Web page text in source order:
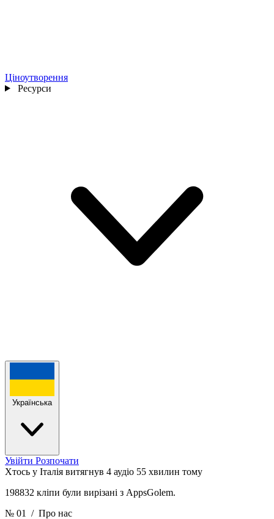
Ціноутворення
Ресурси
Українська
Увійти Розпочати
Хтось у Італія витягнув 4 аудіо 55 хвилин тому
198832 кліпи були вирізані з AppsGolem.
№ 01
/ Про нас